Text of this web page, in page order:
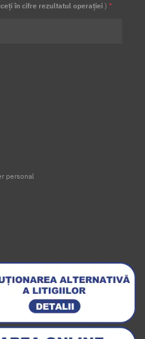
în cifre rezultatul operației ) *
personal